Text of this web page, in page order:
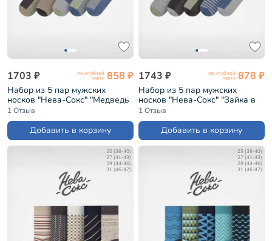
1703 ₽ по клубной
карте 858 ₽
Набор из 5 пар мужских
носков "Нева-Сокс" "Медведь
в лесу" (НС-5-НМ50)
1 Отзыв
Добавить в корзину
1743 ₽ по клубной
карте 878 ₽
Набор из 5 пар мужских
носков "Нева-Сокс" "Зайка в
лесу" (НС-5-НМ50)
1 Отзыв
Добавить в корзину
25 (38-40)
27 (41-43)
29 (44-46)
31 (46-47)
25 (38-40)
27 (41-43)
29 (44-46)
31 (46-47)